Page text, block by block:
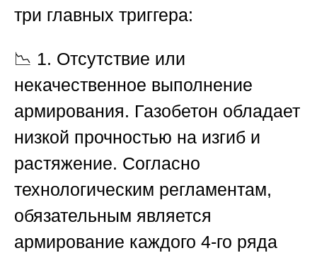
три главных триггера:
📉 1. Отсутствие или
некачественное выполнение
армирования. Газобетон обладает
низкой прочностью на изгиб и
растяжение. Согласно
технологическим регламентам,
обязательным является
армирование каждого 4-го ряда